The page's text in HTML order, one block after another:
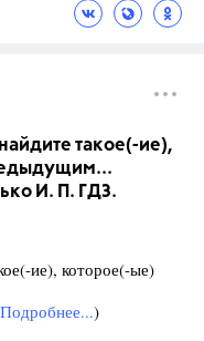
такое(-ие),
И. П. ГДЗ.
ие), которое(-ые)
Подробнее...)